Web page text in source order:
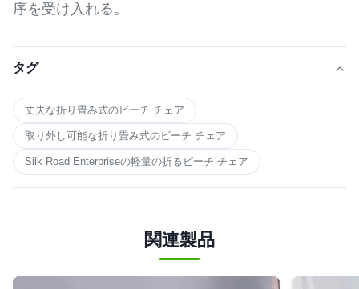
序を受け入れる。
タグ
丈夫な折り畳み式のビーチ チェア
取り外し可能な折り畳み式のビーチ チェア
Silk Road Enterpriseの軽量の折るビーチ チェア
関連製品